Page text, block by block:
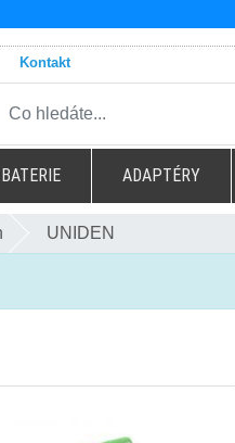
Kontakt
BATERIE ADAPTÉRY
UNIDEN